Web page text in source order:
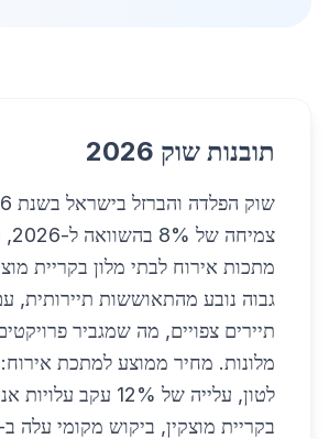
תובנות שוק 2026
מתכות אירוח לבתי מלון בקריית
תיירים צפויים, מה שמגביר
לטון, עלייה של 12% עקב